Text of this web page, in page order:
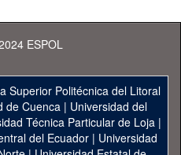
ESPOL
Superior Politécnica del Litoral
de Cuenca| Universidad del
Técnica Particular de Loja|
del Ecuador| Universidad